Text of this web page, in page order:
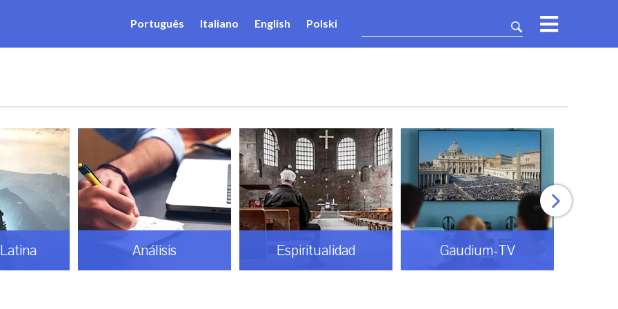
Português Italiano English Polski
Análisis Espiritualidad Gaudium-TV